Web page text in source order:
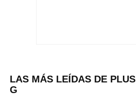
LAS MÁS LEÍDAS DE PLUS
G